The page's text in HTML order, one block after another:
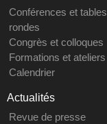
Conférences et tables
rondes
Congrès et colloques
Formations et ateliers
Calendrier
Actualités
Revue de presse